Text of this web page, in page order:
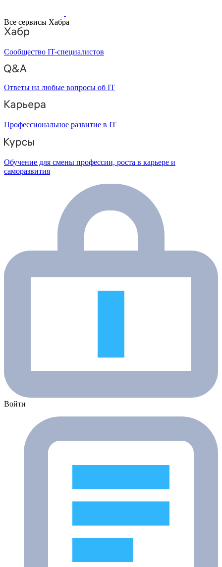
Все сервисы Хабра
Сообщество IT-специалистов
Ответы на любые вопросы об IT
Профессиональное развитие в IT
Обучение для смены профессии, роста в карьере и
саморазвития
Войти